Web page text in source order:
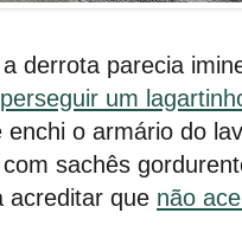
derrota parecia
um
enchi o armário do
sachês
que não